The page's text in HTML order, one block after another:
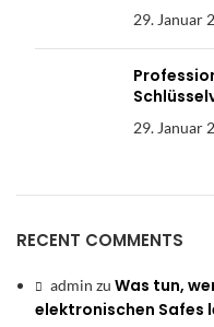
29. Januar
29. Januar
RECENT COMMENTS
admin zu Was tun,
elektronischen Safes